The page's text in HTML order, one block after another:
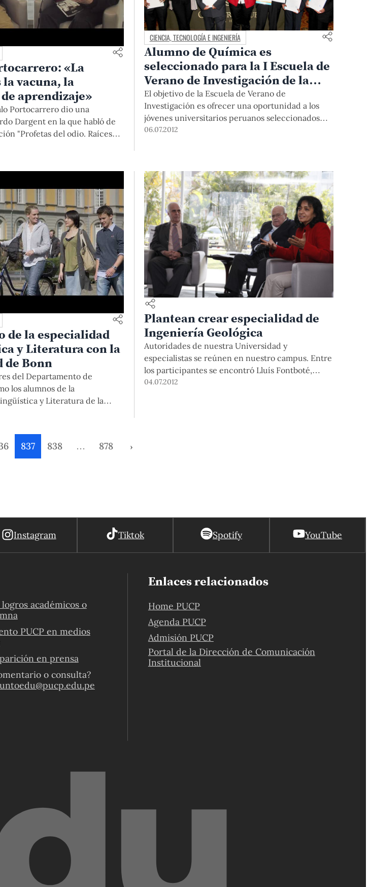
«La
vacuna, la
aprendizaje»
Portocarrero dio una
Dargent en la que habló de
"Profetas del odio. Raíces
de Sendero Luminoso" y de las
CIENCIA, TECNOLOGÍA E INGENIERÍA
Alumno de Química es
seleccionado para la I Escuela de
Verano de Investigación de la
Universidad CEU de San Pablo de
Madrid
El objetivo de la Escuela de Verano de
Investigación es ofrecer una oportunidad a los
jóvenes universitarios peruanos seleccionados
para que se inicien o profundicen en el mundo de
06.07.2012
de la especialidad
y Literatura con la
de Bonn
del Departamento de
los alumnos de la
y Literatura de la
con el
de Intercambio
Plantean crear especialidad de
Ingeniería Geológica
Autoridades de nuestra Universidad y
especialistas se reúnen en nuestro campus. Entre
los participantes se encontró Lluís Fontboté,
decano de la Facultad de Ciencias de la Tierra y
04.07.2012
837 838 … 878 ›
Instagram Tiktok Spotify YouTube
académicos o
PUCP en medios
en prensa
o consulta?
Enlaces relacionados
Home PUCP
Agenda PUCP
Admisión PUCP
Portal de la Dirección de Comunicación
Institucional